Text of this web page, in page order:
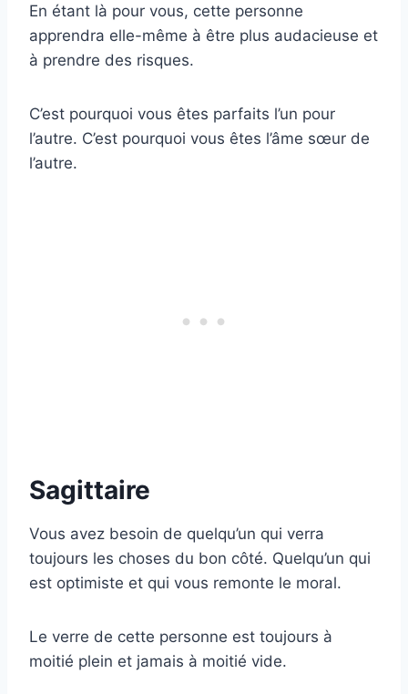
En étant là pour vous, cette personne
apprendra elle-même à être plus audacieuse et
à prendre des risques.
C’est pourquoi vous êtes parfaits l’un pour
l’autre. C’est pourquoi vous êtes l’âme sœur de
l’autre.
Sagittaire
Vous avez besoin de quelqu’un qui verra
toujours les choses du bon côté. Quelqu’un qui
est optimiste et qui vous remonte le moral.
Le verre de cette personne est toujours à
moitié plein et jamais à moitié vide.